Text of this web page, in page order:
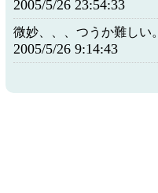
2005/5/26 23:54:33
微妙、、、つうか難しい。
2005/5/26 9:14:43